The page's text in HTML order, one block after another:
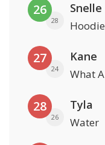
26
28
Snelle
27
24
Kane
What
28
26
Tyla
Water